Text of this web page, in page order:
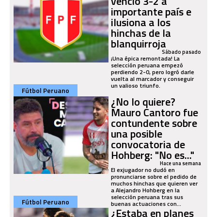
importante país e
ilusiona a los
hinchas de la
blanquirrojaSábado pasado
¡Una épica remontada! La
selección peruana empezó
perdiendo 2-0, pero logró darle
vuelta al marcador y conseguir
un valioso triunfo.
Fútbol Peruano
¿No lo quiere?
Mauro Cantoro fue
contundente sobre
una posible
convocatoria de
Hohberg: "No es..."
Hace una semana
El exjugador no dudó en
pronunciarse sobre el pedido de
muchos hinchas que quieren ver
a Alejandro Hohberg en la
selección peruana tras sus
buenas actuaciones con...
Fútbol Peruano
¿Estaba en planes